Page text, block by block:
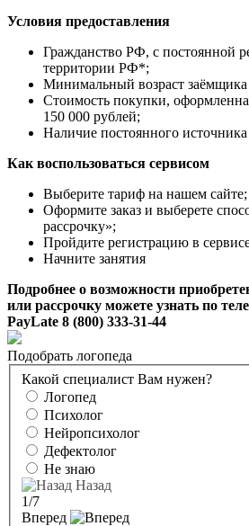
Условия предоставления
Гражданство РФ, с постоянной
территории РФ*;
Минимальный возраст заёмщика
Стоимость покупки,
150 000 рублей;
Наличие постоянного источника
Как воспользоваться сервисом
Выберите тариф на нашем сайте;
Оформите заказ и выберете
рассрочку»;
Пройдите регистрацию в
Начните занятия
Подробнее о возможности
или рассрочку можете узнать по
PayLate 8 (800) 333-31-44
Подобрать логопеда
Какой специалист Вам нужен?
Логопед
Психолог
Нейропсихолог
Дефектолог
Не знаю
Назад
1/7
Вперед